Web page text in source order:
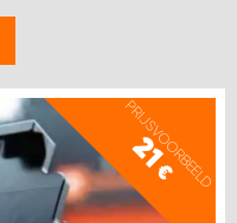
PRIJSVOORBEELD
21
€